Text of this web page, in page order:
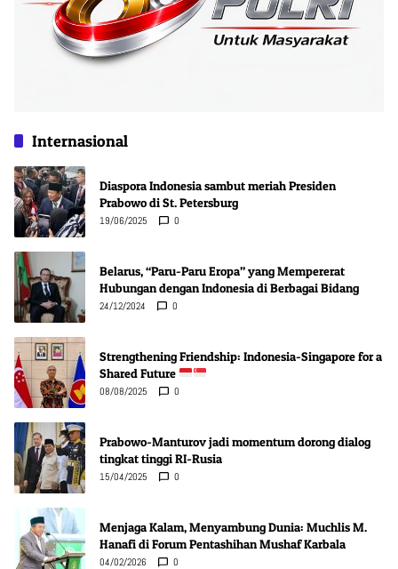
Internasional
Diaspora Indonesia sambut meriah Presiden
Prabowo di St. Petersburg
19/06/2025 0
Belarus, “Paru-Paru Eropa” yang Mempererat
Hubungan dengan Indonesia di Berbagai Bidang
24/12/2024 0
Strengthening Friendship: Indonesia-Singapore for a
Shared Future
08/08/2025 0
Prabowo-Manturov jadi momentum dorong dialog
tingkat tinggi RI-Rusia
15/04/2025 0
Menjaga Kalam, Menyambung Dunia: Muchlis M.
Hanafi di Forum Pentashihan Mushaf Karbala
04/02/2026 0